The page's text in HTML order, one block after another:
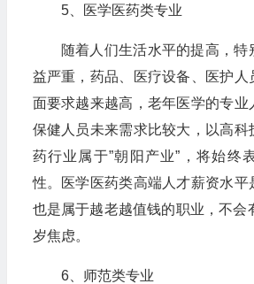
5、医学医药类专业
随着人们生活水平的提高，特
益严重，药品、医疗设备、医护人
面要求越来越高，老年医学的专业
保健人员未来需求比较大，以高科
药行业属于”朝阳产业”，将始终
性。医学医药类高端人才薪资水平
也是属于越老越值钱的职业，不会
岁焦虑。
6、师范类专业